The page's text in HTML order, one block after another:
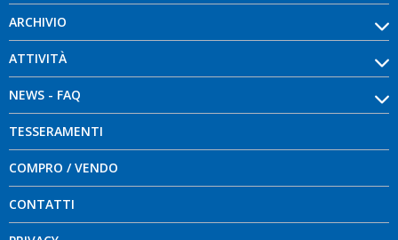
ARCHIVIO
ATTIVITÀ
NEWS - FAQ
TESSERAMENTI
COMPRO / VENDO
CONTATTI